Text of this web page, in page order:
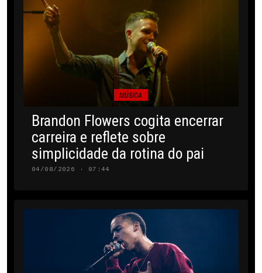
MÚSICA
Brandon Flowers cogita encerrar
carreira e reflete sobre
simplicidade da rotina do pai
04/08/2026 · 07:44